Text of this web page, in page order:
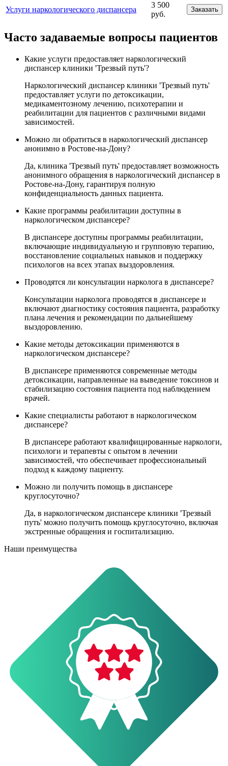
Услуги наркологического диспансера
3 500
руб.
Заказать
Часто задаваемые вопросы пациентов
Какие услуги предоставляет наркологический
диспансер клиники 'Трезвый путь'?
Наркологический диспансер клиники 'Трезвый путь'
предоставляет услуги по детоксикации,
медикаментозному лечению, психотерапии и
реабилитации для пациентов с различными видами
зависимостей.
Можно ли обратиться в наркологический диспансер
анонимно в Ростове-на-Дону?
Да, клиника 'Трезвый путь' предоставляет возможность
анонимного обращения в наркологический диспансер в
Ростове-на-Дону, гарантируя полную
конфиденциальность данных пациента.
Какие программы реабилитации доступны в
наркологическом диспансере?
В диспансере доступны программы реабилитации,
включающие индивидуальную и групповую терапию,
восстановление социальных навыков и поддержку
психологов на всех этапах выздоровления.
Проводятся ли консультации нарколога в диспансере?
Консультации нарколога проводятся в диспансере и
включают диагностику состояния пациента, разработку
плана лечения и рекомендации по дальнейшему
выздоровлению.
Какие методы детоксикации применяются в
наркологическом диспансере?
В диспансере применяются современные методы
детоксикации, направленные на выведение токсинов и
стабилизацию состояния пациента под наблюдением
врачей.
Какие специалисты работают в наркологическом
диспансере?
В диспансере работают квалифицированные наркологи,
психологи и терапевты с опытом в лечении
зависимостей, что обеспечивает профессиональный
подход к каждому пациенту.
Можно ли получить помощь в диспансере
круглосуточно?
Да, в наркологическом диспансере клиники 'Трезвый
путь' можно получить помощь круглосуточно, включая
экстренные обращения и госпитализацию.
Наши преимущества